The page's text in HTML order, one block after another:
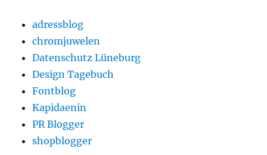
adressblog
chromjuwelen
Datenschutz Lüneburg
Design Tagebuch
Fontblog
Kapidaenin
PR Blogger
shopblogger